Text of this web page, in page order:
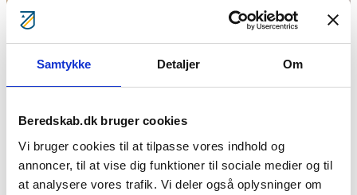
Samtykke Detaljer Om
Beredskab.dk bruger cookies
Vi bruger cookies til at tilpasse vores indhold og
annoncer, til at vise dig funktioner til sociale medier og til
at analysere vores trafik. Vi deler også oplysninger om
Svar på spørgsmålet: Forsøg at skabe overblik over situationen
Forsyningssvigt kan medføre alvorlige konsekvenser – f.eks.
strømafbrydelser eller sammenbrud i samfundets kritiske
infrastruktur.
Derfor er det vigtigt først at skabe sig et overblik. Hvilken situation
står du i?